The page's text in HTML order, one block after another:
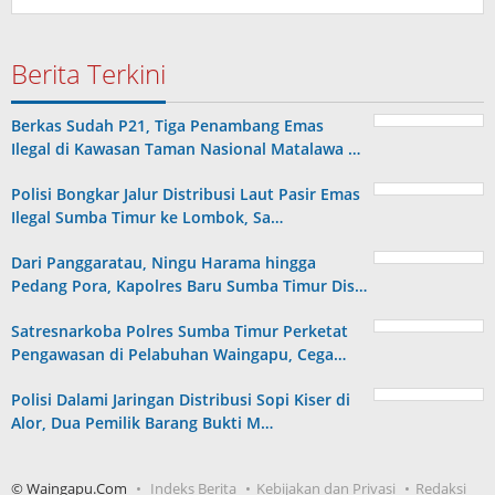
Berita Terkini
Berkas Sudah P21, Tiga Penambang Emas
Ilegal di Kawasan Taman Nasional Matalawa …
Polisi Bongkar Jalur Distribusi Laut Pasir Emas
Ilegal Sumba Timur ke Lombok, Sa…
Dari Panggaratau, Ningu Harama hingga
Pedang Pora, Kapolres Baru Sumba Timur Dis…
Satresnarkoba Polres Sumba Timur Perketat
Pengawasan di Pelabuhan Waingapu, Cega…
Polisi Dalami Jaringan Distribusi Sopi Kiser di
Alor, Dua Pemilik Barang Bukti M…
© Waingapu.Com Indeks Berita Kebijakan dan Privasi Redaksi